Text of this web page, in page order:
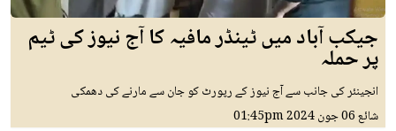
جیکب آباد میں ٹینڈر مافیہ کا آج نیوز کی ٹیم
پر حملہ
انجینئر کی جانب سے آج نیوز کے رپورٹ کو جان سے مارنے کی دھمکی
شائع06 جون 2024 01:45pm